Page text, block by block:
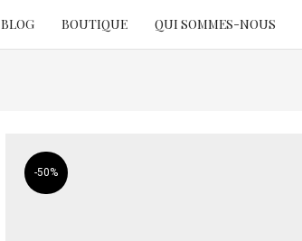
BLOG BOUTIQUE QUI SOMMES-NOUS
-50%